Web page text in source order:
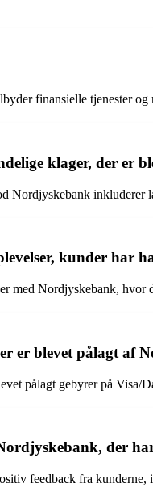
finansielle tjenester
klager, der er
Nordjyskebank inkluderer
kunder har
med Nordjyskebank,
er blevet pålagt af
pålagt gebyrer på Visa/
der
feedback fra